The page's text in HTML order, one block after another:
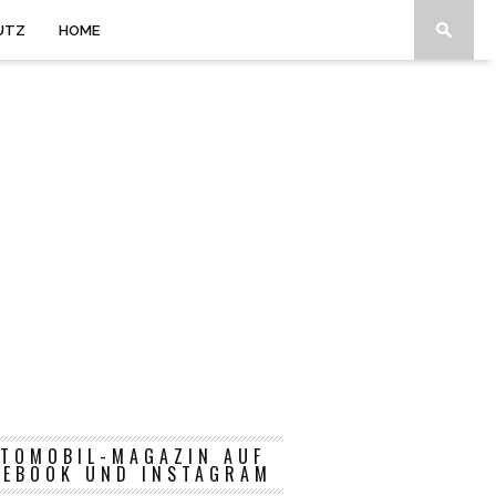
HOME
MAGAZIN AUF
UND INSTAGRAM